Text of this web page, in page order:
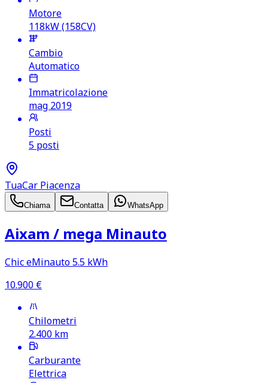
Motore
118kW (158CV)
Cambio
Automatico
Immatricolazione
mag 2019
Posti
5 posti
TuaCar Piacenza
Chiama Contatta WhatsApp
Aixam /​ mega Minauto
Chic eMinauto 5.5 kWh
10.900 €
Chilometri
2.400 km
Carburante
Elettrica